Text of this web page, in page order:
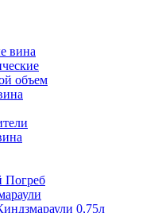
вина
объем
Погреб
0,75л